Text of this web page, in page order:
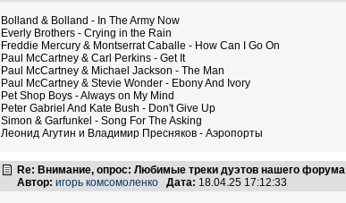
Bolland & Bolland - In The Army Now
Everly Brothers - Crying in the Rain
Freddie Mercury & Montserrat Caballe - How Can I Go On
Paul McCartney & Carl Perkins - Get It
Paul McCartney & Michael Jackson - The Man
Paul McCartney & Stevie Wonder - Ebony And Ivory
Pet Shop Boys - Always on My Mind
Peter Gabriel And Kate Bush - Don't Give Up
Simon & Garfunkel - Song For The Asking
Леонид Агутин и Владимир Пресняков - Аэропорты
Re: Внимание, опрос: Любимые треки дуэтов нашего форума
Автор: игорь комсомоленко Дата: 18.04.25 17:12:33